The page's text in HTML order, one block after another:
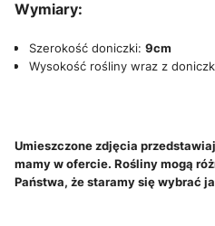
Wymiary:
Szerokość doniczki: 9cm
Wysokość rośliny wraz z
Umieszczone zdjęcia
mamy w ofercie. Rośliny mogą
Państwa, że staramy się wybrać